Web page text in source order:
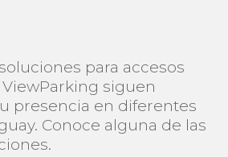
para accesos
siguen
presencia en diferentes
Conoce alguna de las